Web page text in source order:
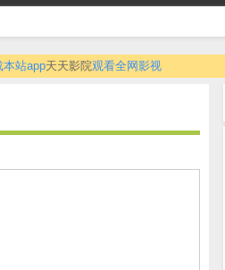
本站app天天影院观看全网影视